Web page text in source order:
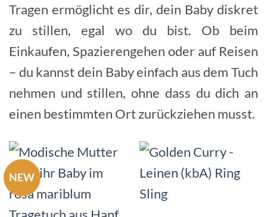
Tragen ermöglicht es dir, dein Baby diskret
zu stillen, egal wo du bist. Ob beim
Einkaufen, Spazierengehen oder auf Reisen
– du kannst dein Baby einfach aus dem Tuch
nehmen und stillen, ohne dass du dich an
einen bestimmten Ort zurückziehen musst.
NEW